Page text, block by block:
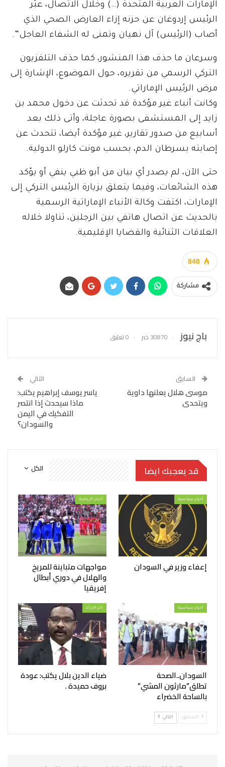
الإمارات العربية المتحدة (…) وخلال الاتصال، عبّر
الرئيس إردوغان عن حزنه إزاء العارض الصحي الذي
أصاب (الرئيس) آل نهيان وتمنى له الشفاء العاجل”.
وسرعان ما حذف هذا المنشور، كما حذف التلفزيون
التركي الرسمي من تقريره، حول الموضوع، الإشارة إلى
مرض الرئيس الإماراتي.
وكانت أنباء غير مؤكدة قد تحدثت عن دخول محمد بن
زايد إلى المستشفى بصورة عاجلة، وأتى ذلك بعد
أسابيع من صدور تقارير، غير مؤكدة أيضا، تتحدث عن
إصابته بسرطان الدم، بحسب مونت كارلو الدولية.
حتى الآن، لم يصدر أي بيان من أبو ظبي ينفي أو يؤكد
هذه الشائعات، وفيما يتعلق بزيارة الرئيس التركي إلى
الإمارات، اكتفت وكالة الأنباء الإماراتية الرسمية
بالحديث عن اتصال هاتفي بين الرجلين، تناولا خلاله
العلاقات الثنائية والقضايا الإقليمية.
848
مشاركة
باج نيوز 30870 خبر 0 تعليق
السابق
موسى هلال يعلنها داوية
ويتحدى
التالي
ياسر يوسف إبراهيم يكتب:
ماذا سيحدث إذا انتصر
التفكيك في اليمن
والسودان؟
الكل قد يعجبك ايضا
أخبار سياسية
إعفاء وزير في السودان
أخبار الرياضة
مواجهات متباينة للمريخ
والهلال في دوري أبطال
إفريقيا
أخبار سياسية
السودان..الصحة
تطلق”مارثون المشي”
بالساحة الخضراء
اخر الارأء
ضياء الدين بلال يكتب: عودة
بروف حميدة .
السابق التالي